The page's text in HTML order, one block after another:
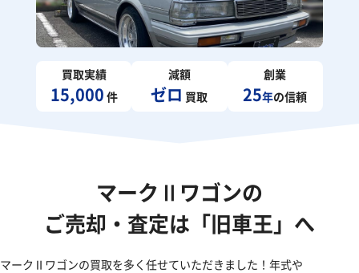
買取実績
15,000 件
減額
ゼロ 買取
創業
25年の信頼
マークⅡワゴンの
ご売却・査定は「旧車王」へ
マークⅡワゴンの買取を多く任せていただきました！年式や